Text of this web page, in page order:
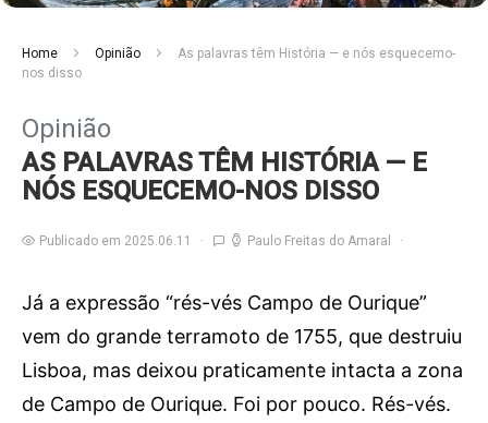
Home Opinião
As palavras têm História — e nós esquecemo-
nos disso
Opinião
AS PALAVRAS TÊM HISTÓRIA — E
NÓS ESQUECEMO-NOS DISSO
Publicado em 2025.06.11 Paulo Freitas do Amaral
Já a expressão “rés-vés Campo de Ourique”
vem do grande terramoto de 1755, que destruiu
Lisboa, mas deixou praticamente intacta a zona
de Campo de Ourique. Foi por pouco. Rés-vés.